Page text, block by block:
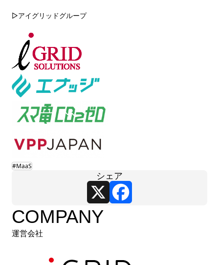
▷アイグリッドグループ
#MaaS
シェア
X
COMPANY
運営会社